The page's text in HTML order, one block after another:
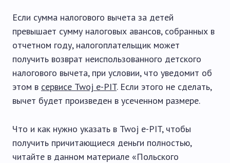
Если сумма налогового вычета за детей
превышает сумму налоговых авансов, собранных в
отчетном году, налогоплательщик может
получить возврат неиспользованного детского
налогового вычета, при условии, что уведомит об
этом в сервисе Twoj e-PIT. Если этого не сделать,
вычет будет произведен в усеченном размере.
Что и как нужно указать в Twoj e-PIT, чтобы
получить причитающиеся деньги полностью,
читайте в данном материале «Польского